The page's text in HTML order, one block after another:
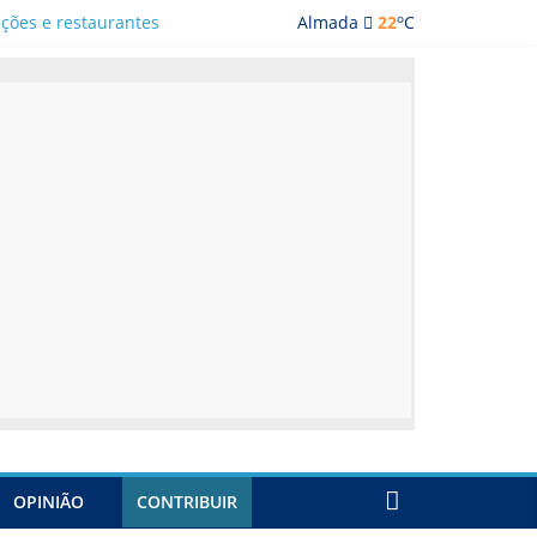
Almada 22oC
e restaurantes
OPINIÃO CONTRIBUIR